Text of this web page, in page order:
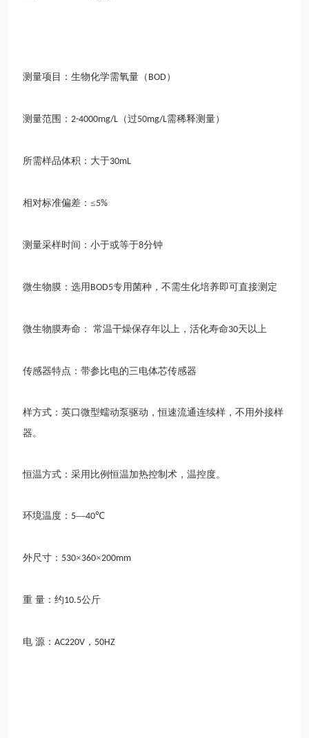
测量项目：生物化学需氧量（ BOD）
测量范围： 2-4000mg/L （过50mg/L需稀释测量）
所需样品体积：大于30mL
相对标准偏差：≤5%
测量采样时间：小于或等于8分钟
微生物膜：选用 BOD5专用菌种，不需生化培养即可直接测定
微生物膜寿命： 常温干燥保存年以上，活化寿命30天以上
传感器特点：带参比电的三电体芯传感器
样方式：英口微型蠕动泵驱动，恒速流通连续样，不用外接样
器。
恒温方式：采用比例恒温加热控制术，温控度。
环境温度： 5—40℃
外尺寸： 530×360×200mm
重 量：约10.5公斤
电 源：AC220V ， 50HZ